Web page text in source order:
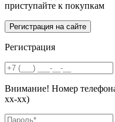
приступайте к покупкам
Регистрация
Внимание! Номер
хх-хх)